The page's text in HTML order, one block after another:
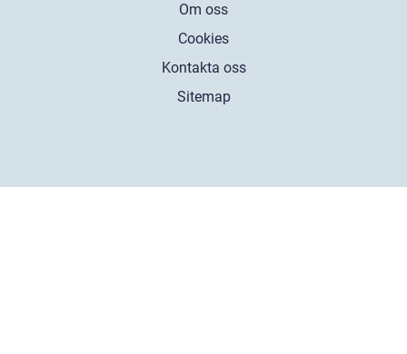
Om oss
Cookies
Kontakta oss
Sitemap